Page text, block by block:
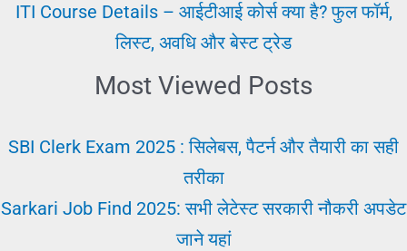
ITI Course Details – आईटीआई कोर्स क्या है? फुल फॉर्म,
लिस्ट, अवधि और बेस्ट ट्रेड
Most Viewed Posts
SBI Clerk Exam 2025 : सिलेबस, पैटर्न और तैयारी का सही
तरीका
Sarkari Job Find 2025: सभी लेटेस्ट सरकारी नौकरी अपडेट
जाने यहां